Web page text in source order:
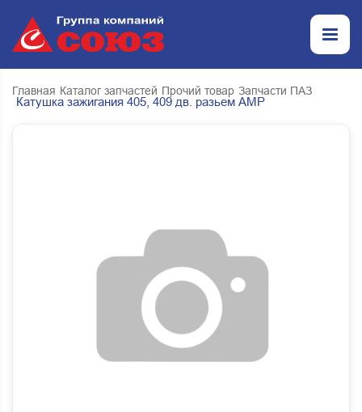
Главная Каталог запчастей Прочий товар Запчасти ПАЗ
Катушка зажигания 405, 409 дв. разьем АМР